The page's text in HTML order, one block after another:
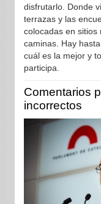
disfrutarlo. Donde
terrazas y las
colocadas en sitios
caminas. Hay
cuál es la mejor y
participa.
Comentarios
incorrectos